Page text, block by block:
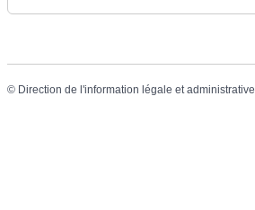
© Direction de l'information légale et administrative